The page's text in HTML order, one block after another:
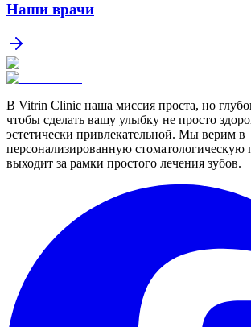
Наши врачи
В Vitrin Clinic наша миссия проста, но
чтобы сделать вашу улыбку не просто
эстетически привлекательной. Мы верим в
персонализированную стоматологическую
выходит за рамки простого лечения зубов.